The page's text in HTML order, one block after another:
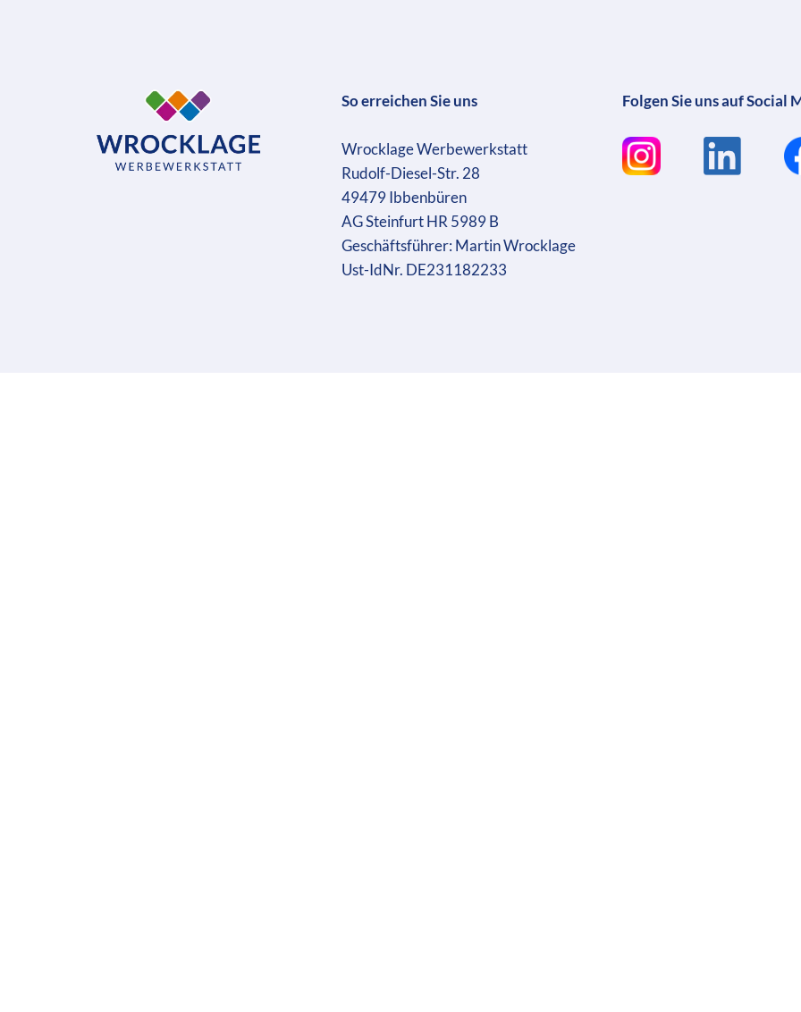
So erreichen Sie uns
Wrocklage Werbewerkstatt
Rudolf-Diesel-Str. 28
49479 Ibbenbüren
AG Steinfurt HR 5989 B
Geschäftsführer: Martin Wrocklage
Ust-IdNr. DE231182233
Folgen Sie uns auf Social